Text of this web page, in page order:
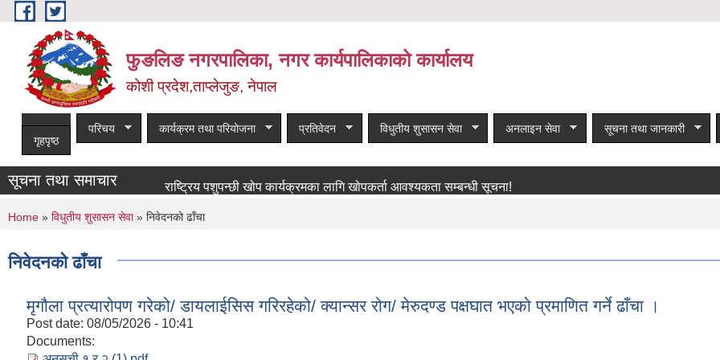
Skip to main content
फुङलिङ नगरपालिका, नगर कार्यपालिकाको कार्यालय
कोशी प्रदेश,ताप्लेजुङ, नेपाल
गृहपृष्ठ
परिचय कार्यक्रम तथा परियोजना प्रतिवेदन विधुतीय शुसासन सेवा अनलाइन सेवा सूचना तथा जानकारी
सूचना तथा समाचार राष्ट्रिय पशुपन्छी खोप कार्यक्रमका लागि खोपकर्ता आवश्यकता सम्बन्धी सूचना!
You are here
Home » विधुतीय शुसासन सेवा» निवेदनको ढाँचा
निवेदनको ढाँचा
मृगौला प्रत्यारोपण गरेको/ डायलाईसिस गरिरहेको/ क्यान्सर रोग/ मेरुदण्ड पक्षघात भएको प्रमाणित गर्ने ढाँचा ।
Post date: 08/05/2026 - 10:41
Documents: